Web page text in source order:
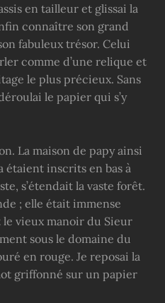
en tailleur et glissai la
connaître son grand
fabuleux trésor. Celui
comme d’une relique et
le plus précieux. Sans
le papier qui s’y
La maison de papy ainsi
étaient inscrits en bas à
s’étendait la vaste forêt.
; elle était immense
vieux manoir du Sieur
sous le domaine du
en rouge. Je reposai la
griffonné sur un papier